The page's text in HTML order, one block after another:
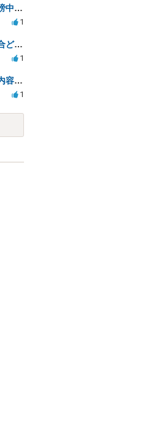
顔写真、フルネームを使用した誹謗中傷、悪用に対する開示請求
1
家族に開示請求が来てしまった場合どうするべきですか
1
開示請求について気になっている内容の質問
1